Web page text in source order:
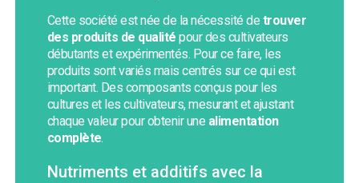
Cette société est née de la nécessité de trouver
des produits de qualité pour des cultivateurs
débutants et expérimentés. Pour ce faire, les
produits sont variés mais centrés sur ce qui est
important. Des composants conçus pour les
cultures et les cultivateurs, mesurant et ajustant
chaque valeur pour obtenir une alimentation
complète.
Nutriments et additifs avec la